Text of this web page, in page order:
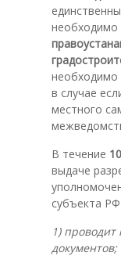
необходимо
необходимо
в случае
местного
В течение
выдаче
субъекта
1) проводит
документов;